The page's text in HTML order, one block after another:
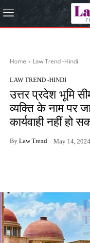
Home Law Trend -Hindi
LAW TREND -HINDI
उत्तर प्रदेश भूमि
व्यक्ति के नाम पर
कार्यवाही नहीं हो
By Law Trend May 14,